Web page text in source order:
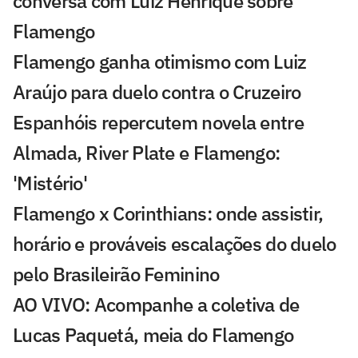
Flamengo
Flamengo ganha otimismo com Luiz
Araújo para duelo contra o Cruzeiro
Espanhóis repercutem novela entre
Almada, River Plate e Flamengo:
'Mistério'
Flamengo x Corinthians: onde assistir,
horário e prováveis escalações do duelo
pelo Brasileirão Feminino
AO VIVO: Acompanhe a coletiva de
Lucas Paquetá, meia do Flamengo